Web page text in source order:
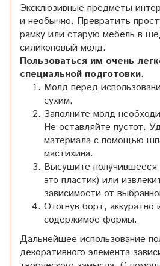
Эксклюзивные предметы
и необычно. Превратить
рамку или старую мебель в
силиконовый молд.
Пользоваться им очень
специальной подготовки.
Молд перед
сухим.
Заполните молд
Не оставляйте пустот.
материала с помощью
мастихина.
Высушите
это пластик) или
зависимости от
Отогнув борт, аккуратно
содержимое формы.
Дальнейшее использование
декоративного элемента